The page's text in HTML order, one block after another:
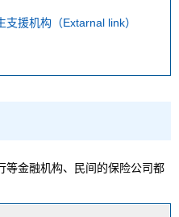
援机构（Extarnal link）
等金融机构、民间的保险公司都